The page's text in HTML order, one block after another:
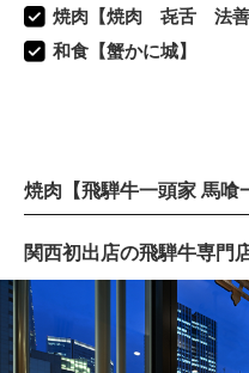
焼肉【焼肉 㐂舌 法善
和食【蟹かに城】
焼肉【飛騨牛一頭家 馬喰
関西初出店の飛騨牛専門